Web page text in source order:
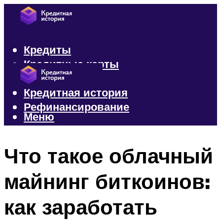
Кредиты
Кредитные карты
Микрозаймы
Кредитная история
Рефинансирование
Меню
Что такое облачный
майнинг биткоинов:
как заработать